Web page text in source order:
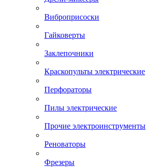
Виброприсоски
Гайковерты
Заклепочники
Краскопульты электрические
Перфораторы
Пилы электрические
Прочие электроинструменты
Реноваторы
Фрезеры